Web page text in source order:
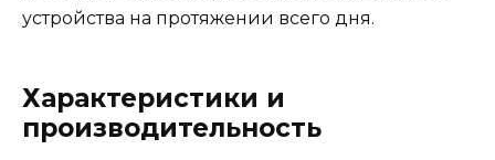
устройства на протяжении всего дня.
Характеристики и
производительность